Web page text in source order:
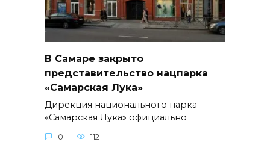
В Самаре закрыто
представительство нацпарка
«Самарская Лука»
Дирекция национального парка
«Самарская Лука» официально
0 112